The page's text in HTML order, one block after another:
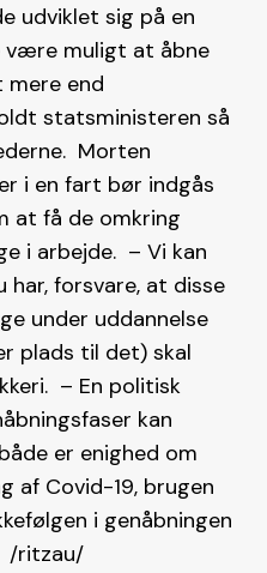
udviklet sig på en
være muligt at åbne
mere end
statsministeren så
Morten
i en fart bør indgås
at få de omkring
i arbejde. – Vi kan
har, forsvare, at disse
under uddannelse
plads til det) skal
– En politisk
kan
er enighed om
af Covid-19, brugen
i genåbningen
/ritzau/